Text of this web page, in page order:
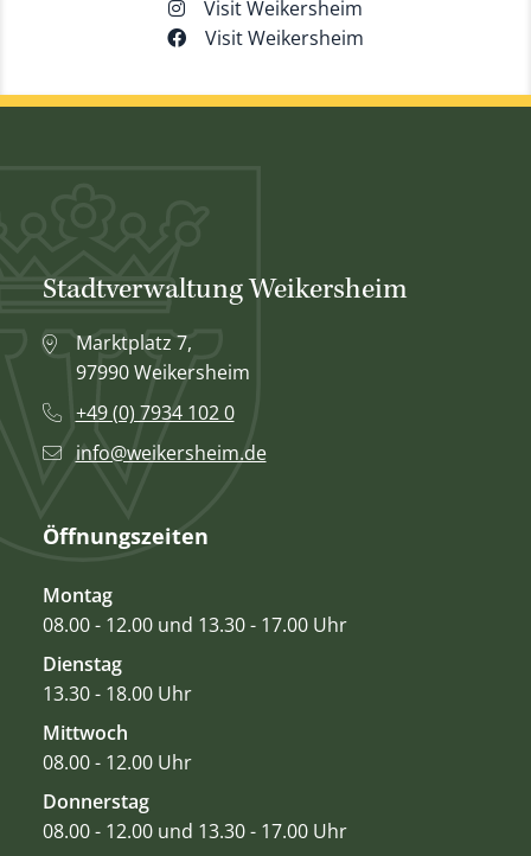
Visit Weikersheim
Visit Weikersheim
Stadtverwaltung Weikersheim
Marktplatz 7,
97990 Weikersheim
+49 (0) 7934 102 0
info@weikersheim.de
Öffnungszeiten
Montag
08.00 - 12.00 und 13.30 - 17.00 Uhr
Dienstag
13.30 - 18.00 Uhr
Mittwoch
08.00 - 12.00 Uhr
Donnerstag
08.00 - 12.00 und 13.30 - 17.00 Uhr